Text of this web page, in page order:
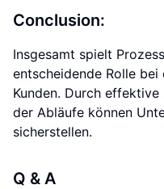
Conclusion:
Insgesamt spielt
entscheidende Rolle
Kunden. Durch
der Abläufe können
sicherstellen.
Q & A